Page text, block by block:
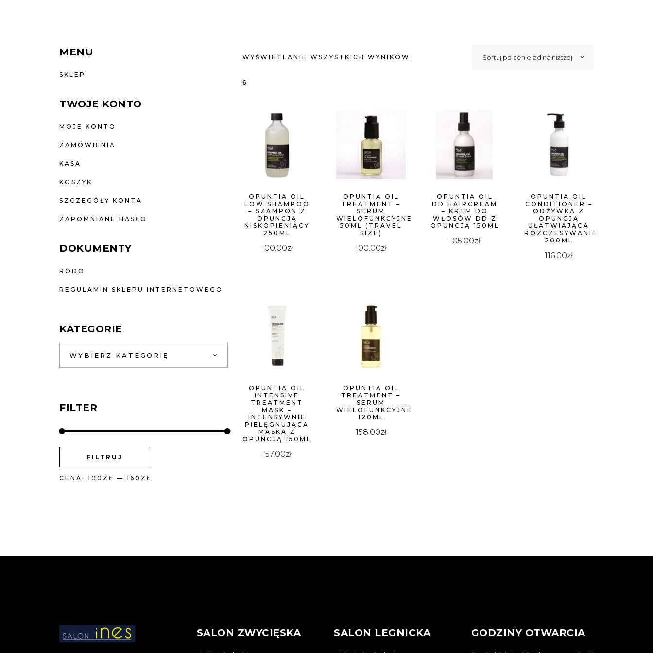
WYŚWIETLANIE WSZYSTKICH WYNIKÓW:
6
CENY:
DO
WYSOKIEJ
Sortuj po cenie od najniższej
OPUNTIA OIL
LOW SHAMPOO
– SZAMPON Z
OPUNCJĄ
NISKOPIENIĄCY
250ML
100.00zł
OPUNTIA OIL
TREATMENT –
SERUM
WIELOFUNKCYJNE
50ML (TRAVEL
SIZE)
100.00zł
OPUNTIA OIL
DD HAIRCREAM
– KREM DO
WŁOSÓW DD Z
OPUNCJĄ 150ML
105.00zł
OPUNTIA OIL
CONDITIONER –
ODŻYWKA Z
OPUNCJĄ
UŁATWIAJĄCA
ROZCZESYWANIE
200ML
116.00zł
OPUNTIA OIL
INTENSIVE
TREATMENT
MASK –
INTENSYWNIE
PIELĘGNUJĄCA
MASKA Z
OPUNCJĄ 150ML
157.00zł
OPUNTIA OIL
TREATMENT –
SERUM
WIELOFUNKCYJNE
120ML
158.00zł
MENU
SKLEP
TWOJE KONTO
MOJE KONTO
ZAMÓWIENIA
KASA
KOSZYK
SZCZEGÓŁY KONTA
ZAPOMNIANE HASŁO
DOKUMENTY
RODO
REGULAMIN SKLEPU INTERNETOWEGO
KATEGORIE
WYBIERZ KATEGORIĘ
FILTER
FILTRUJ
CENA: 100ZŁ — 160ZŁ
SALON ZWYCIĘSKA SALON LEGNICKA GODZINY OTWARCIA